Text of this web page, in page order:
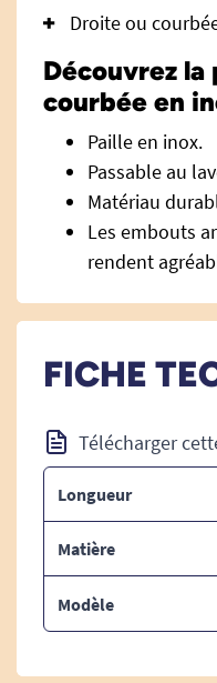
Droite ou
Découvrez
courbée en
Paille en inox.
Passable au
Matériau
Les embouts
rendent
FICHE
Télécharger
Longueur
Matière
Modèle